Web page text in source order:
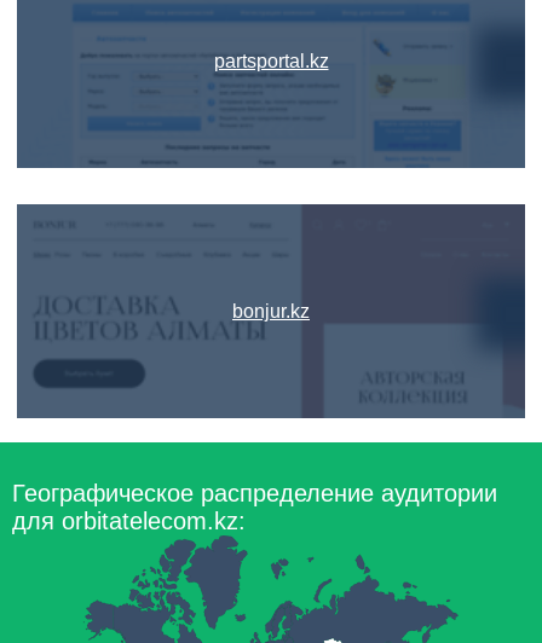
partsportal.kz
bonjur.kz
Географическое распределение аудитории
для orbitatelecom.kz: